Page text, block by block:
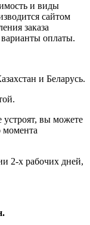
и виды
сайтом
заказа
оплаты.
и Беларусь.
устроят, вы можете
момента
2-х рабочих дней,